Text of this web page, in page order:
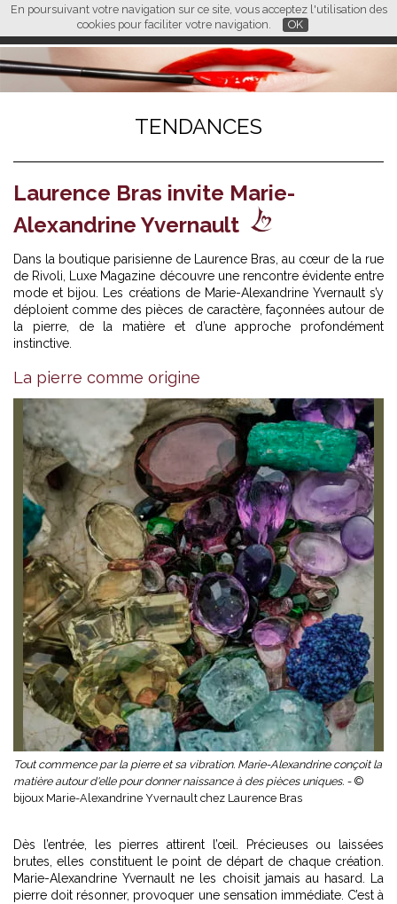
En poursuivant votre navigation sur ce site, vous acceptez l'utilisation des
cookies pour faciliter votre navigation.
OK
FR EN CN
L M
TENDANCES
Laurence Bras invite Marie-
Alexandrine Yvernault
Dans la boutique parisienne de Laurence Bras, au cœur de la rue
de Rivoli,
Luxe Magazine découvre une rencontre évidente entre
mode et bijou. Les créations de Marie-Alexandrine Yvernault s’y
déploient comme des pièces de caractère, façonnées autour de
la pierre, de la matière et d’une approche profondément
instinctive.
La pierre comme origine
Tout commence par la pierre et sa vibration. Marie-Alexandrine conçoit la
matière autour d'elle pour donner naissance à des pièces uniques. - ©
bijoux Marie-Alexandrine Yvernault chez Laurence Bras
Dès l’entrée, les pierres attirent l’œil. Précieuses ou laissées
brutes, elles constituent le point de départ de chaque création.
Marie-Alexandrine Yvernault ne les choisit jamais au hasard. La
pierre doit résonner, provoquer une sensation immédiate. C’est à